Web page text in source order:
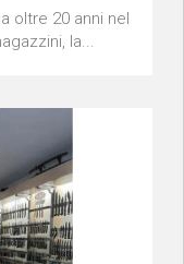
oltre 20 anni nel
la...